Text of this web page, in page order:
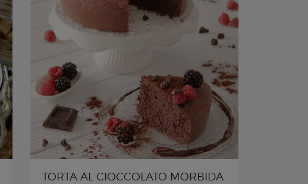
TORTA AL CIOCCOLATO MORBIDA